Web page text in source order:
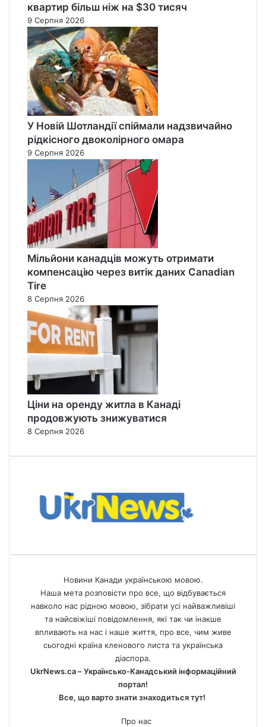
квартир більш ніж на $30 тисяч
9 Серпня 2026
У Новій Шотландії спіймали надзвичайно
рідкісного двоколірного омара
9 Серпня 2026
Мільйони канадців можуть отримати
компенсацію через витік даних Canadian
Tire
8 Серпня 2026
Ціни на оренду житла в Канаді
продовжують знижуватися
8 Серпня 2026
Новини Канади українською мовою.
Наша мета розповісти про все, що відбувається
навколо нас рідною мовою, зібрати усі найважливіші
та найсвіжіші повідомлення, які так чи інакше
впливають на нас і наше життя, про все, чим живе
сьогодні країна кленового листа та українська
діаспора.
UkrNews.ca – Українсько-Канадський інформаційний
портал!
Все, що варто знати знаходиться тут!
Про нас